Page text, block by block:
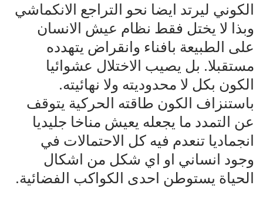
الكوني ليرتد ايضا نحو التراجع الانكماشي
وبذا لا يختل فقط نظام عيش الانسان
على الطبيعة بافناء وانقراض يتهدده
مستقبلا. بل يصيب الاختلال عشوائيا
الكون بكل لا محدوديته ولا نهائيته.
باستنزاف الكون طاقته الحركية يتوقف
عن التمدد ما يجعله يعيش مناخا جليديا
انجماديا تنعدم فيه كل الاحتمالات في
وجود انساني او اي شكل من اشكال
الحياة يستوطن احدى الكواكب الفضائية.